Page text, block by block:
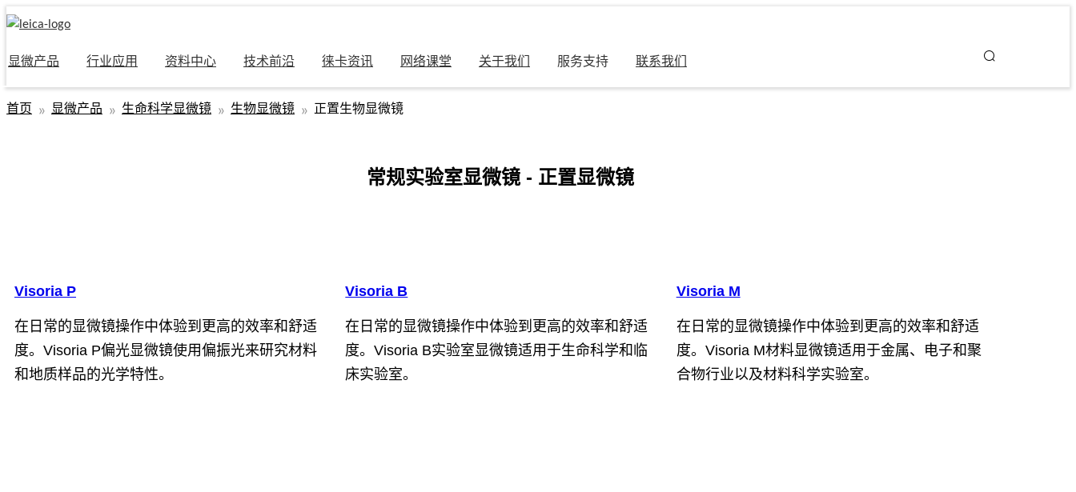
显微产品 行业应用 资料中心 技术前沿 徕卡资讯 网络课堂 关于我们 服务支持 联系我们
首页 显微产品 生命科学显微镜 生物显微镜 正置生物显微镜
常规实验室显微镜 - 正置显微镜
Visoria P
在日常的显微镜操作中体验到更高的效率和舒适
度。Visoria P偏光显微镜使用偏振光来研究材料
和地质样品的光学特性。
Visoria B
在日常的显微镜操作中体验到更高的效率和舒适
度。Visoria B实验室显微镜适用于生命科学和临
床实验室。
Visoria M
在日常的显微镜操作中体验到更高的效率和舒适
度。Visoria M材料显微镜适用于金属、电子和聚
合物行业以及材料科学实验室。